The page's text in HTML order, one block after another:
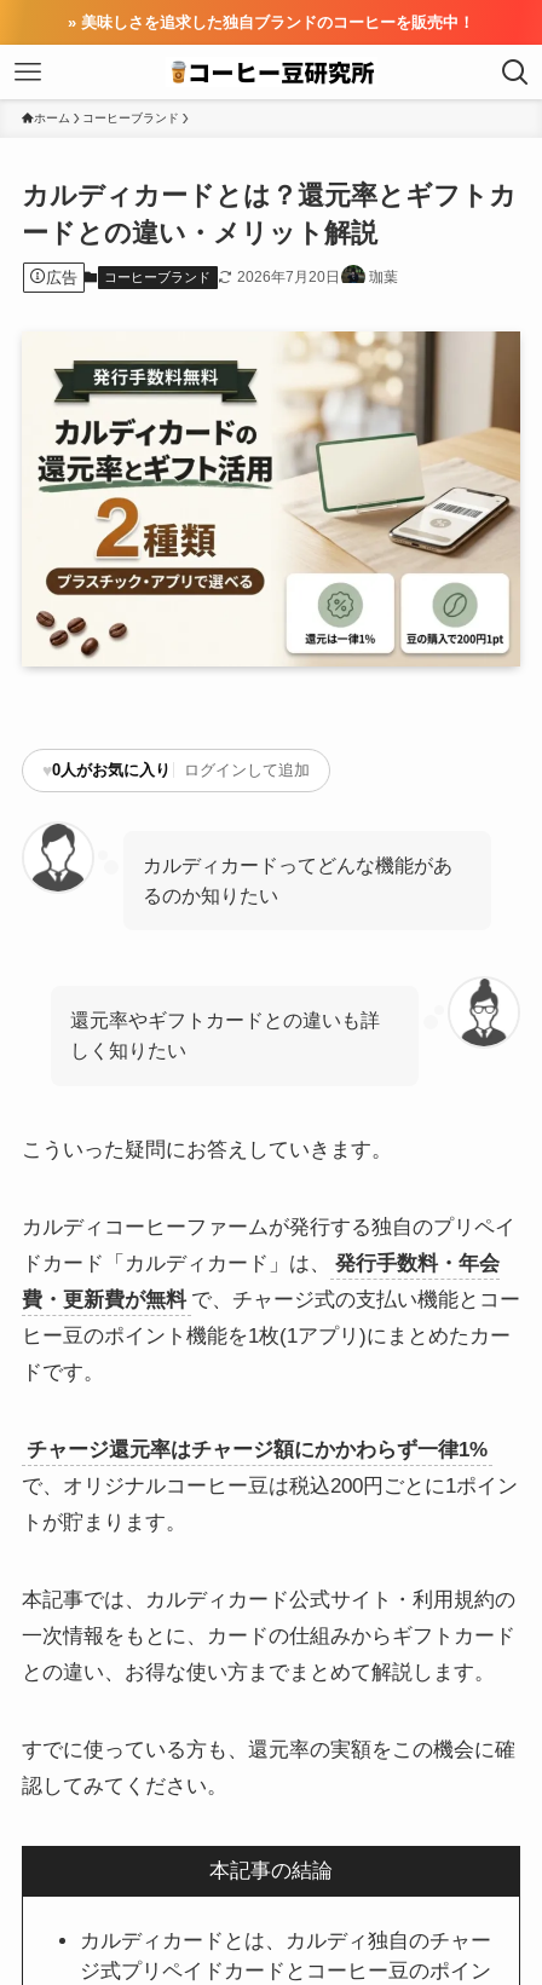
» 美味しさを追求した独自ブランドのコーヒーを販売中！
ホーム コーヒーブランド
カルディカードとは？還元率とギフトカ
ードとの違い・メリット解説
広告 コーヒーブランド 2026年7月20日 珈葉
♥0人がお気に入り ログインして追加
カルディカードってどんな機能があ
るのか知りたい
還元率やギフトカードとの違いも詳
しく知りたい
こういった疑問にお答えしていきます。
カルディコーヒーファームが発行する独自のプリペイ
ドカード「カルディカード」は、
発行手数料・年会
費・更新費が無料 で、チャージ式の支払い機能とコー
ヒー豆のポイント機能を1枚(1アプリ)にまとめたカー
ドです。
チャージ還元率はチャージ額にかかわらず一律1%
で、オリジナルコーヒー豆は税込200円ごとに1ポイン
トが貯まります。
本記事では、カルディカード公式サイト・利用規約の
一次情報をもとに、カードの仕組みからギフトカード
との違い、お得な使い方までまとめて解説します。
すでに使っている方も、還元率の実額をこの機会に確
認してみてください。
本記事の結論
カルディカードとは、カルディ独自のチャー
ジ式プリペイドカードとコーヒー豆のポイン